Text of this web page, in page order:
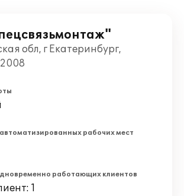
обл, г Екатеринбург,
рабочих мест
работающих клиентов
1